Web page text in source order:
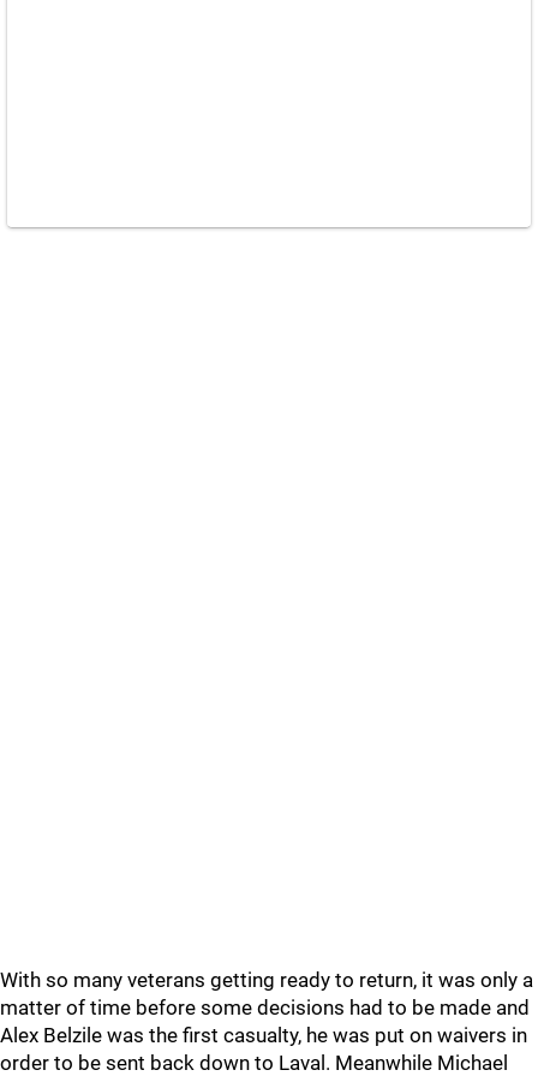
With so many veterans getting ready to return, it was only a
matter of time before some decisions had to be made and
Alex Belzile was the first casualty, he was put on waivers in
order to be sent back down to Laval. Meanwhile Michael